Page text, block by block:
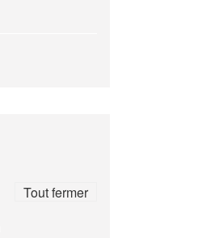
Tout fermer